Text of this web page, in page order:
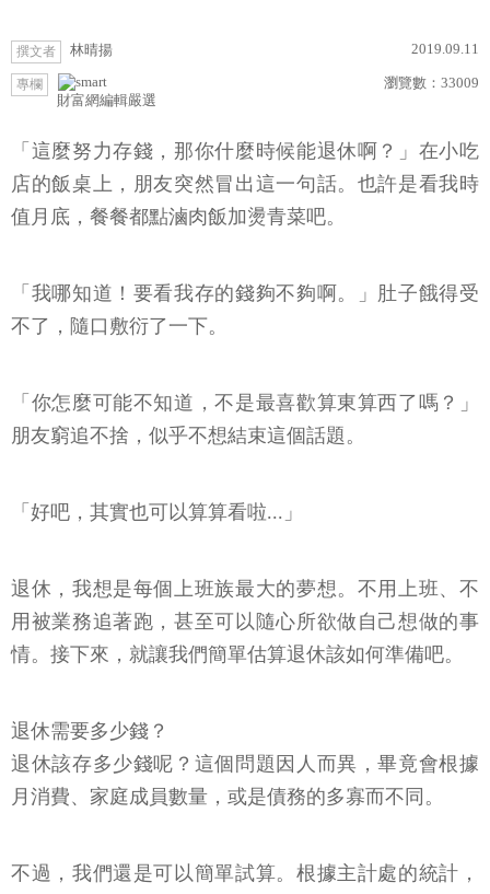
撰文者 林晴揚 2019.09.11
專欄
財富網編輯嚴選
瀏覽數： 33009
「這麼努力存錢，那你什麼時候能退休啊？」在小吃
店的飯桌上，朋友突然冒出這一句話。也許是看我時
值月底，餐餐都點滷肉飯加燙青菜吧。
「我哪知道！要看我存的錢夠不夠啊。」肚子餓得受
不了，隨口敷衍了一下。
「你怎麼可能不知道，不是最喜歡算東算西了嗎？」
朋友窮追不捨，似乎不想結束這個話題。
「好吧，其實也可以算算看啦...」
退休，我想是每個上班族最大的夢想。不用上班、不
用被業務追著跑，甚至可以隨心所欲做自己想做的事
情。接下來，就讓我們簡單估算退休該如何準備吧。
退休需要多少錢？
退休該存多少錢呢？這個問題因人而異，畢竟會根據
月消費、家庭成員數量，或是債務的多寡而不同。
不過，我們還是可以簡單試算。根據主計處的統計，